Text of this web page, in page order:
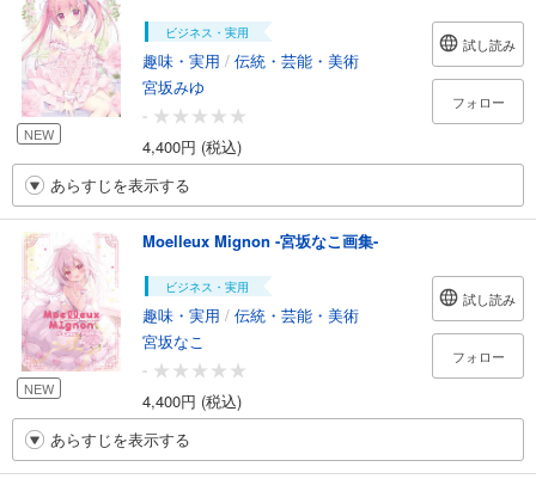
NEW
ビジネス・実用
趣味・実用 / 伝統・芸能・美術
宮坂みゆ
-
4,400円 (税込)
試し読み
フォロー
あらすじを表示する
NEW
Moelleux Mignon -宮坂なこ画集-
ビジネス・実用
趣味・実用 / 伝統・芸能・美術
宮坂なこ
-
4,400円 (税込)
試し読み
フォロー
あらすじを表示する